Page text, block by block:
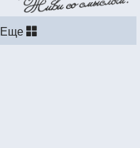
Еще